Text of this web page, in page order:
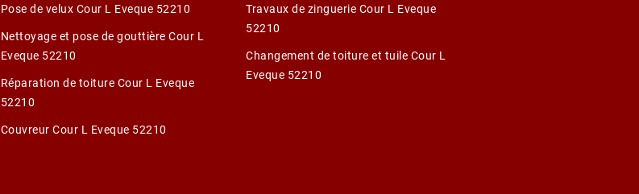
Pose de velux Cour L Eveque 52210
Nettoyage et pose de gouttière Cour L
Eveque 52210
Réparation de toiture Cour L Eveque
52210
Couvreur Cour L Eveque 52210
Travaux de zinguerie Cour L Eveque
52210
Changement de toiture et tuile Cour L
Eveque 52210